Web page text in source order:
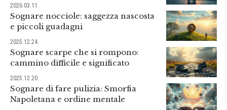
2026.03.11.
Sognare nocciole: saggezza nascosta
e piccoli guadagni
2025.12.24.
Sognare scarpe che si rompono:
cammino difficile e significato
2025.12.20.
Sognare di fare pulizia: Smorfia
Napoletana e ordine mentale